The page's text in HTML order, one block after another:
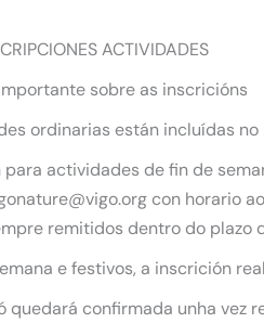
ACTIVIDADES
sobre as inscricións
ordinarias están incluídas no
actividades de fin de
con horario
remitidos dentro do plazo
e festivos, a inscrición
quedará confirmada unha vez